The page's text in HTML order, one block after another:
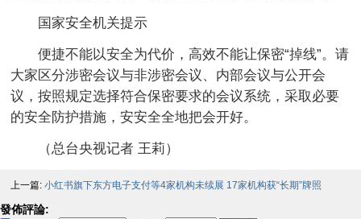
国家安全机关提示
便捷不能以安全为代价，高效不能让保密“掉线”。请
大家区分涉密会议与非涉密会议、内部会议与公开会
议，按照规定选择符合保密要求的会议系统，采取必要
的安全防护措施，安安全全地把会开好。
（总台央视记者 王莉）
上一篇: 小红书旗下东方电子支付等4家机构未续展 17家机构获“长期”牌照
發佈評論: